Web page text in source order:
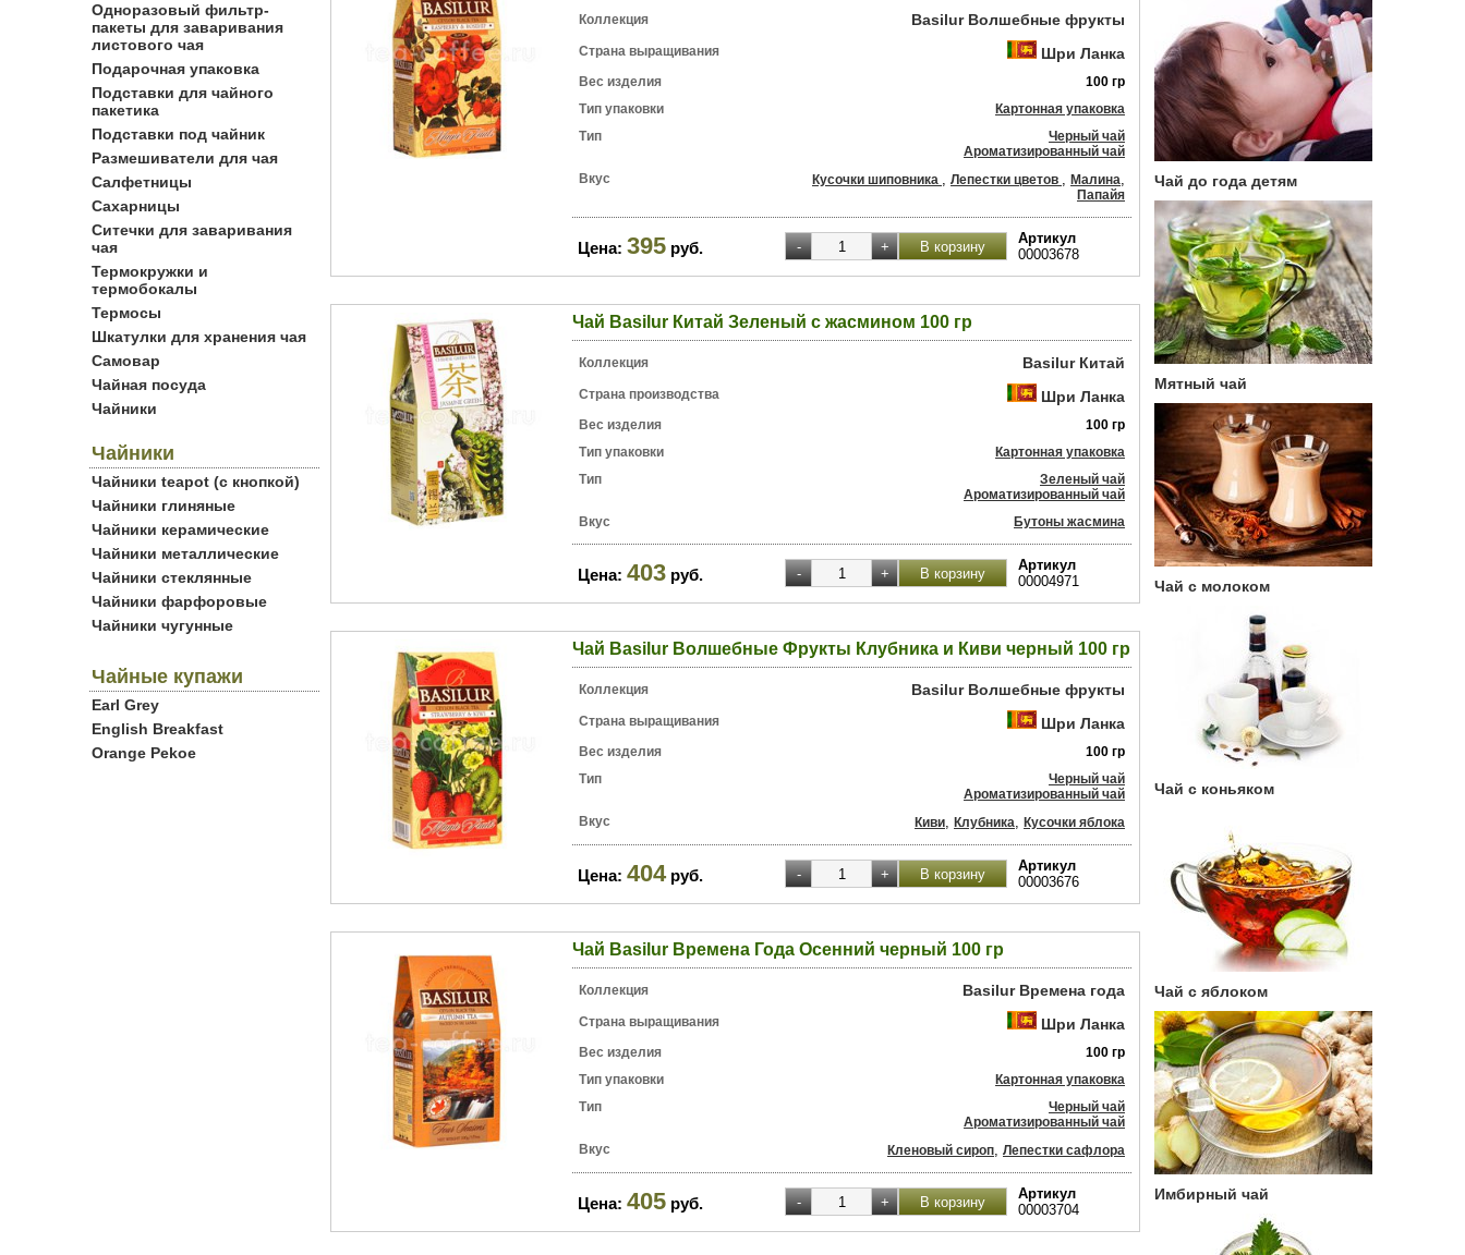
Одноразовый фильтр-
пакеты для заваривания
листового чая
Подарочная упаковка
Подставки для чайного
пакетика
Подставки под чайник
Размешиватели для чая
Салфетницы
Сахарницы
Ситечки для заваривания
чая
Термокружки и
термобокалы
Термосы
Шкатулки для хранения чая
Самовар
Чайная посуда
Чайники
Чайники
Чайники teapot (с кнопкой)
Чайники глиняные
Чайники керамические
Чайники металлические
Чайники стеклянные
Чайники фарфоровые
Чайники чугунные
Чайные купажи
Earl Grey
English Breakfast
Orange Pekoe
Коллекция Basilur Волшебные фрукты
Страна выращивания Шри Ланка
Вес изделия
100 гр
Тип упаковки
Картонная упаковка
Тип
Черный чай
Ароматизированный чай
Вкус
Кусочки шиповника , Лепестки цветов , Малина,
Папайя
Цена: 395 руб.
Артикул
00003678
Чай Basilur Китай Зеленый с жасмином 100 гр
Коллекция Basilur Китай
Страна производства Шри Ланка
Вес изделия
100 гр
Тип упаковки
Картонная упаковка
Тип
Зеленый чай
Ароматизированный чай
Вкус
Бутоны жасмина
Цена: 403 руб.
Артикул
00004971
Чай Basilur Волшебные Фрукты Клубника и Киви черный 100 гр
Коллекция Basilur Волшебные фрукты
Страна выращивания Шри Ланка
Вес изделия
100 гр
Тип
Черный чай
Ароматизированный чай
Вкус
Киви, Клубника, Кусочки яблока
Цена: 404 руб.
Артикул
00003676
Чай Basilur Времена Года Осенний черный 100 гр
Коллекция Basilur Времена года
Страна выращивания Шри Ланка
Вес изделия
100 гр
Тип упаковки
Картонная упаковка
Тип
Черный чай
Ароматизированный чай
Вкус
Кленовый сироп, Лепестки сафлора
Цена: 405 руб.
Артикул
00003704
Чай до года детям
Мятный чай
Чай с молоком
Чай с коньяком
Чай с яблоком
Имбирный чай